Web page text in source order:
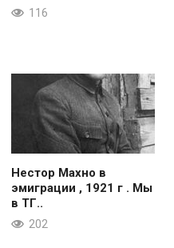
116
Нестор Махно в
эмиграции , 1921 г . Мы
в ТГ..
202